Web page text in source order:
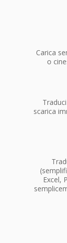
Carica
o
scarica
Excel,